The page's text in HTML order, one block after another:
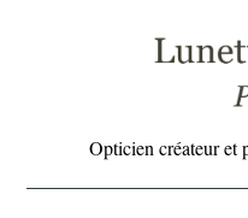
Opticien créateur et